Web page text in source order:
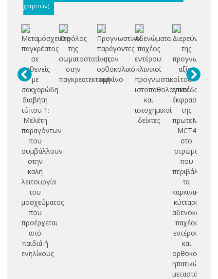
χρηστών)
Μεταμόσχευση
παγκρέατος
σε
ασθενείς
με
σακχαρώδη
διαβήτη
τύπου 1:
Μελέτη
παραγόντων
που
συμβάλλουν
στην
καλή
λειτουργία
του
μοσχεύματος
που
προέρχεται
από
παιδιά ή
ενηλίκους
Ο ρόλος
της
σωματοστατίνης
στην
παγκρεατεκτομή
Προγνωστικοί
παράγοντες
στον
ορθοκολικό
καρκίνο
Αδενώματα
παχέος
εντέρου:
κλινικοί
προγνωστικοί
ιστοπαθολογικοί
και
ιστοχημικοί
δείκτες
Διερεύνηση
της
προγνωστικής
αξίας
του
επιπέδου
έκφρασης
της
πρωτεΪνης
MCT4
στο
στρώμα
που
περιβάλλει
τα
καρκινικά
κύτταρα
παχέος
εντέρου
και
ορθοκολικών
ηπατικών
μεταστάσεων